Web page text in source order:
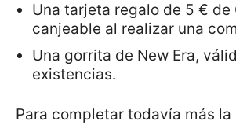
Una tarjeta regalo de 5 € de
canjeable al realizar una
Una gorrita de New Era,
existencias.
Para completar todavía más la